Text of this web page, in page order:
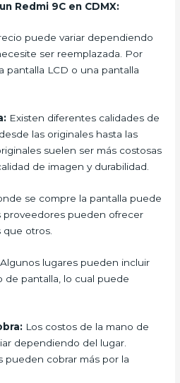
Redmi 9C en CDMX:
puede variar dependiendo
ser reemplazada. Por
pantalla LCD o una pantalla
Existen diferentes calidades de
las originales hasta las
suelen ser más costosas
de imagen y durabilidad.
se compre la pantalla puede
proveedores pueden ofrecer
otros.
Algunos lugares pueden incluir
de pantalla, lo cual puede
Los costos de la mano de
dependiendo del lugar.
pueden cobrar más por la